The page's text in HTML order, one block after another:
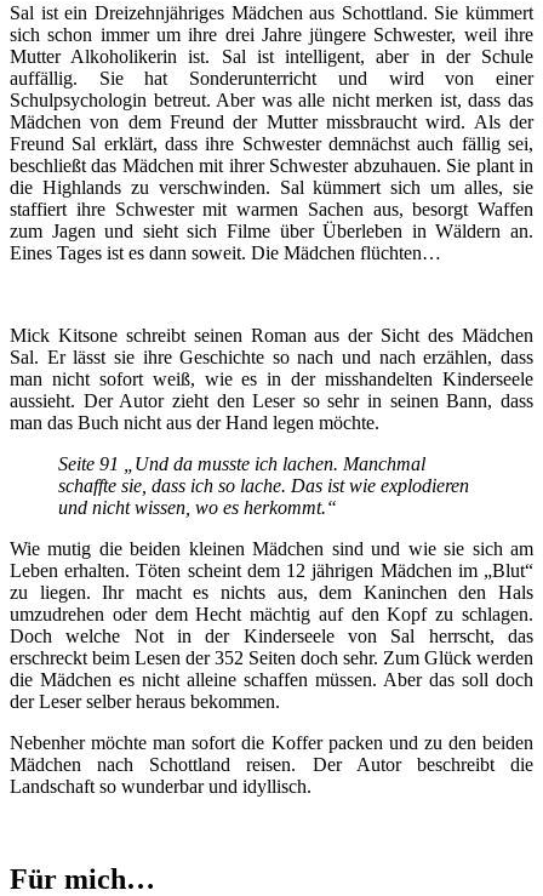
Sal ist ein Dreizehnjähriges Mädchen aus Schottland. Sie kümmert
sich schon immer um ihre drei Jahre jüngere Schwester, weil ihre
Mutter Alkoholikerin ist. Sal ist intelligent, aber in der Schule
auffällig. Sie hat Sonderunterricht und wird von einer
Schulpsychologin betreut. Aber was alle nicht merken ist, dass das
Mädchen von dem Freund der Mutter missbraucht wird. Als der
Freund Sal erklärt, dass ihre Schwester demnächst auch fällig sei,
beschließt das Mädchen mit ihrer Schwester abzuhauen. Sie plant in
die Highlands zu verschwinden. Sal kümmert sich um alles, sie
staffiert ihre Schwester mit warmen Sachen aus, besorgt Waffen
zum Jagen und sieht sich Filme über Überleben in Wäldern an.
Eines Tages ist es dann soweit. Die Mädchen flüchten…
Mick Kitsone schreibt seinen Roman aus der Sicht des Mädchen
Sal. Er lässt sie ihre Geschichte so nach und nach erzählen, dass
man nicht sofort weiß, wie es in der misshandelten Kinderseele
aussieht. Der Autor zieht den Leser so sehr in seinen Bann, dass
man das Buch nicht aus der Hand legen möchte.
Seite 91 „Und da musste ich lachen. Manchmal
schaffte sie, dass ich so lache. Das ist wie explodieren
und nicht wissen, wo es herkommt.“
Wie mutig die beiden kleinen Mädchen sind und wie sie sich am
Leben erhalten. Töten scheint dem 12 jährigen Mädchen im „Blut“
zu liegen. Ihr macht es nichts aus, dem Kaninchen den Hals
umzudrehen oder dem Hecht mächtig auf den Kopf zu schlagen.
Doch welche Not in der Kinderseele von Sal herrscht, das
erschreckt beim Lesen der 352 Seiten doch sehr. Zum Glück werden
die Mädchen es nicht alleine schaffen müssen. Aber das soll doch
der Leser selber heraus bekommen.
Nebenher möchte man sofort die Koffer packen und zu den beiden
Mädchen nach Schottland reisen. Der Autor beschreibt die
Landschaft so wunderbar und idyllisch.
Für mich…